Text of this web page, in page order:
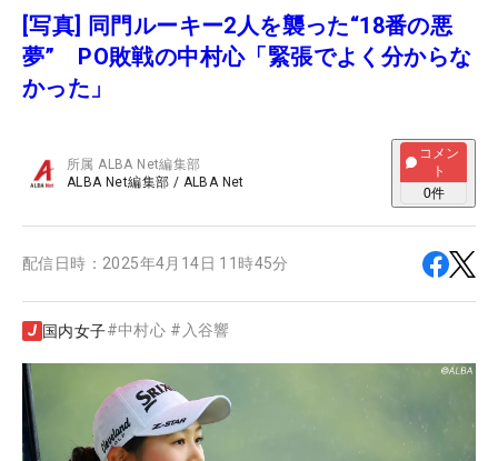
[写真] 同門ルーキー2人を襲った“18番の悪
夢” PO敗戦の中村心「緊張でよく分からな
かった」
所属ALBA Net編集部
ALBA Net編集部 / ALBA Net
コメン
ト
0件
配信日時： 2025年4月14日 11時45分
国内女子#中村心 # 入谷響